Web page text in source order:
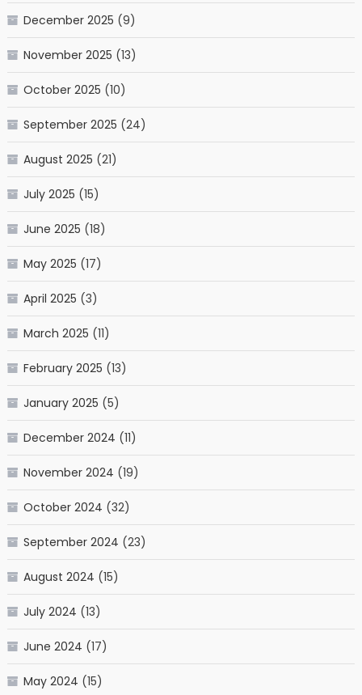
December 2025 (9)
November 2025 (13)
October 2025 (10)
September 2025 (24)
August 2025 (21)
July 2025 (15)
June 2025 (18)
May 2025 (17)
April 2025 (3)
March 2025 (11)
February 2025 (13)
January 2025 (5)
December 2024 (11)
November 2024 (19)
October 2024 (32)
September 2024 (23)
August 2024 (15)
July 2024 (13)
June 2024 (17)
May 2024 (15)